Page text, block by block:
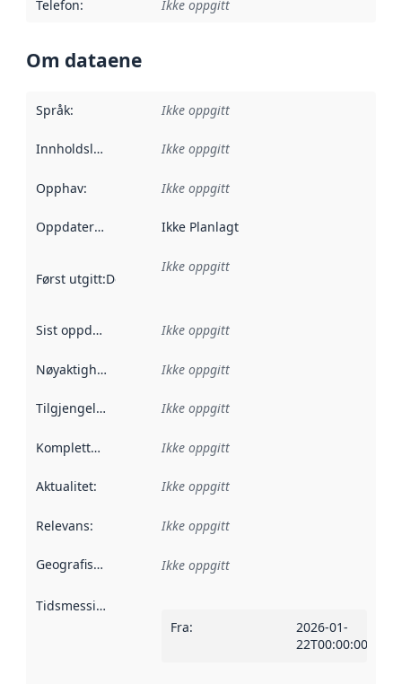
Telefon: Ikke oppgitt
Om dataene
Språk: Ikke oppgitt
Innholdsleverandører :
Ikke oppgitt
Opphav: Ikke oppgitt
Oppdateringsfrekvens :
Ikke Planlagt
Først utgitt:Denne datoen sier når dataene i dette
Ikke oppgitt
Sist oppdatert Ikke oppgitt
Nøyaktighet Ikke oppgitt
Tilgjengelighet Ikke oppgitt
Kompletthet Ikke oppgitt
Aktualitet: Ikke oppgitt
Relevans: Ikke oppgitt
Geografisk avgrensning :
Ikke oppgitt
Tidsmessig avgrensning
Fra:
2026-01-
22T00:00:00Z